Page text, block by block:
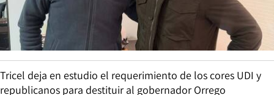
Tricel deja en estudio el requerimiento de los cores UDI y
republicanos para destituir al gobernador Orrego